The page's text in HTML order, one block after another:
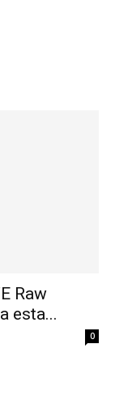
Raw
esta...
0